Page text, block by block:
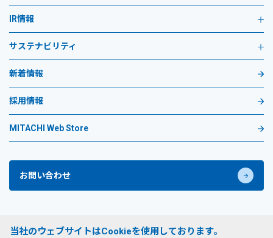
IR情報
サステナビリティ
新着情報
採用情報
MITACHI Web Store
お問い合わせ
当社のウェブサイトはCookieを使用しております。